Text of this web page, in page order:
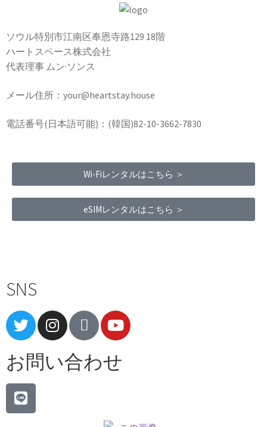
ソウル特別市江南区奉恩寺路129 18階
ハートスペース株式会社
代表理事 ムン·ソンス
メール住所：your@heartstay.house
電話番号(日本語可能)：(韓国)82-10-3662-7830
Wi-Fiレンタルはこちら ＞
eSIMレンタルはこちら ＞
SNS
お問い合わせ